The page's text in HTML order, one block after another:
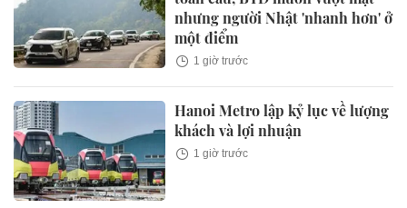
nhưng người Nhật 'nhanh hơn' ở
một điểm
1 giờ trước
Hanoi Metro lập kỷ lục về lượng
khách và lợi nhuận
1 giờ trước